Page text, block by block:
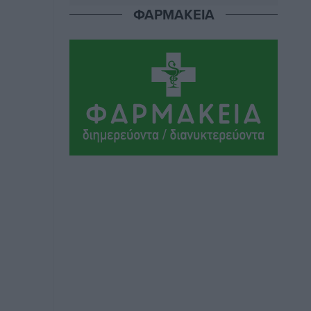
ΣΕΓΑΣ: Πιστώθηκαν τα έξοδα
πριν 4 ώρες
Ευρωπαϊκό Πρωτάθλημα Στίβου: Πότε
αγωνίζονται η Μαγκούλια, η
Σπανουδάκη και ο Κριτούλης
ΦΑΡΜΑΚΕΙΑ